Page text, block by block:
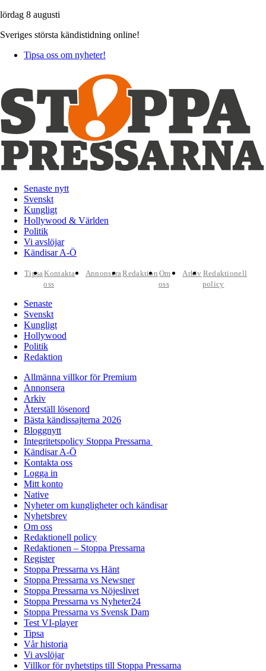
lördag 8 augusti
Sveriges största kändistidning online!
Tipsa oss om nyheter!
Senaste nytt
Svenskt
Kungligt
Hollywood & Världen
Politik
Vi avslöjar
Kändisar A-Ö
TipsaKontakta
oss
AnnonseraRedaktion Om
oss
Arkiv Redaktionell
policy
Senaste
Svenskt
Kungligt
Hollywood
Politik
Redaktion
Allmänna villkor för Premium
Annonsera
Arkiv
Återställ lösenord
Bästa kändissajterna 2026
Bloggnytt
Integritetspolicy Stoppa Pressarna
Kändisar A-Ö
Kontakta oss
Logga in
Mitt konto
Native
Nyheter om kungligheter och kändisar
Nyhetsbrev
Om oss
Redaktionell policy
Redaktionen – Stoppa Pressarna
Register
Stoppa Pressarna vs Hänt
Stoppa Pressarna vs Newsner
Stoppa Pressarna vs Nöjeslivet
Stoppa Pressarna vs Nyheter24
Stoppa Pressarna vs Svensk Dam
Test VI-player
Tipsa
Vår historia
Vi avslöjar
Villkor för nyhetstips till Stoppa Pressarna